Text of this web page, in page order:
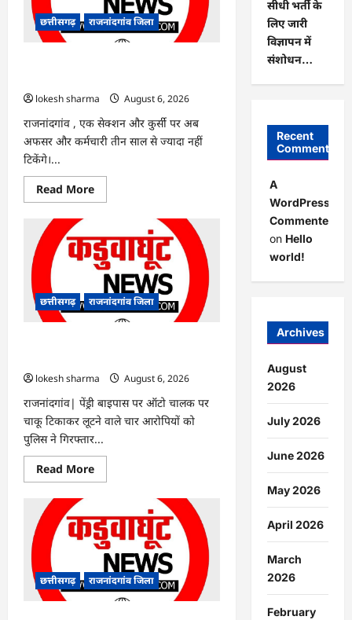
हरियाली
लाने
मेयर
छत्तीसगढ़ राजनांदगांव जिला
lokesh sharma
August 6, 2026
राजनांदगांव , एक सेक्शन और कुर्सी पर अब
अफसर और कर्मचारी तीन साल से ज्यादा नहीं
टिकेंगे।...
Read MoreRead
more
कुर्सी
पर
3
साल
ज्यादा
नहीं
टिकेंगे
छत्तीसगढ़ राजनांदगांव जिला
lokesh sharma
August 6, 2026
राजनांदगांव| पेंड्री बाइपास पर ऑटो चालक पर
चाकू टिकाकर लूटने वाले चार आरोपियों को
पुलिस ने गिरफ्तार...
Read MoreRead
more
ऑटो
चालक
को
लूटने
वाले
4
गिरफ्तार…
छत्तीसगढ़ राजनांदगांव जिला
सीधी भर्ती के
लिए जारी
विज्ञापन में
संशोधन…
Recent
Comments
A
WordPress
Commenter
on Hello
world!
Archives
August
2026
July 2026
June 2026
May 2026
April 2026
March
2026
February